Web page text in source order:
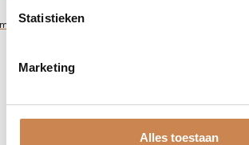
Statistieken
Marketing
Alles toestaan